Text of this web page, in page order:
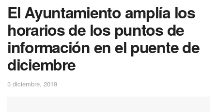
El Ayuntamiento amplía los
horarios de los puntos de
información en el puente de
diciembre
3 diciembre, 2019